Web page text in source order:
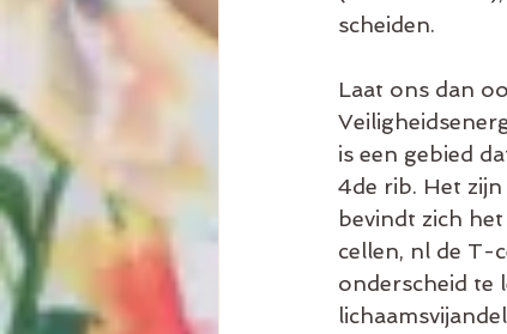
scheiden.
Laat ons dan
is een gebied
4de rib. Het
bevindt zich
cellen, nl de T-
onderscheid te